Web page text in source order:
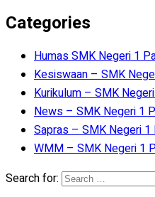
Categories
Humas SMK Negeri 1
Kesiswaan – SMK
Kurikulum – SMK
News – SMK Negeri 1
Sapras – SMK Negeri 1
WMM – SMK Negeri 1
Search for: